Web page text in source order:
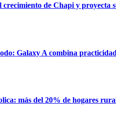
crecimiento de Chapi y proyecta
Galaxy A combina
más del 20% de hogares